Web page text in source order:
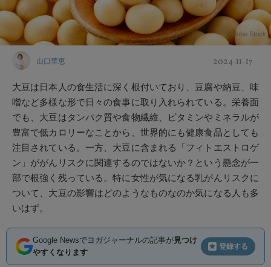
Adobe Stock
山口華恵 2024-11-17
大豆は日本人の食生活に深く根付いており、豆腐や納豆、味
噌など多様な形で日々の食事に取り入れられている。栄養面
でも、大豆はタンパク質や食物繊維、ビタミンやミネラルが
豊富で低カロリーなことから、世界的にも健康食品としても
注目されている。一方、大豆に含まれる「フィトエストロゲ
ン」ががんリスクに関連するのではないか？という懸念が一
部で根強く残っている。特に女性が気になる乳がんリスクに
ついて、大豆の影響はどのようなものなのか気になる人も多
いはず。
Google Newsでヨガジャーナルの記事が見つけ
やすくなります
登録する